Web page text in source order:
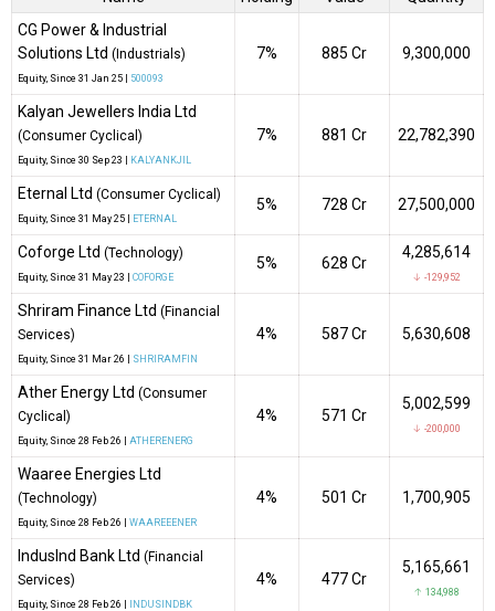
CG Power & Industrial
Solutions Ltd (Industrials)
Equity , Since 31 Jan 25 | 500093
7% ₹885 Cr 9,300,000
Kalyan Jewellers India Ltd
(Consumer Cyclical)
Equity , Since 30 Sep 23 | KALYANKJIL
7% ₹881 Cr 22,782,390
Eternal Ltd (Consumer Cyclical)
Equity , Since 31 May 25 | ETERNAL
5% ₹728 Cr 27,500,000
Coforge Ltd (Technology)
Equity , Since 31 May 23 | COFORGE
5% ₹628 Cr
4,285,614
↓ -129,952
Shriram Finance Ltd (Financial
Services)
Equity , Since 31 Mar 26 | SHRIRAMFIN
4% ₹587 Cr 5,630,608
Ather Energy Ltd (Consumer
Cyclical)
Equity , Since 28 Feb 26 | ATHERENERG
4% ₹571 Cr
5,002,599
↓ -200,000
Waaree Energies Ltd
(Technology)
Equity , Since 28 Feb 26 | WAAREEENER
4% ₹501 Cr 1,700,905
IndusInd Bank Ltd (Financial
Services)
Equity , Since 28 Feb 26 | INDUSINDBK
4% ₹477 Cr
5,165,661
↑ 134,988